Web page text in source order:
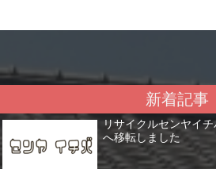
新着記事
リサイクルセンヤイ
へ移転しました